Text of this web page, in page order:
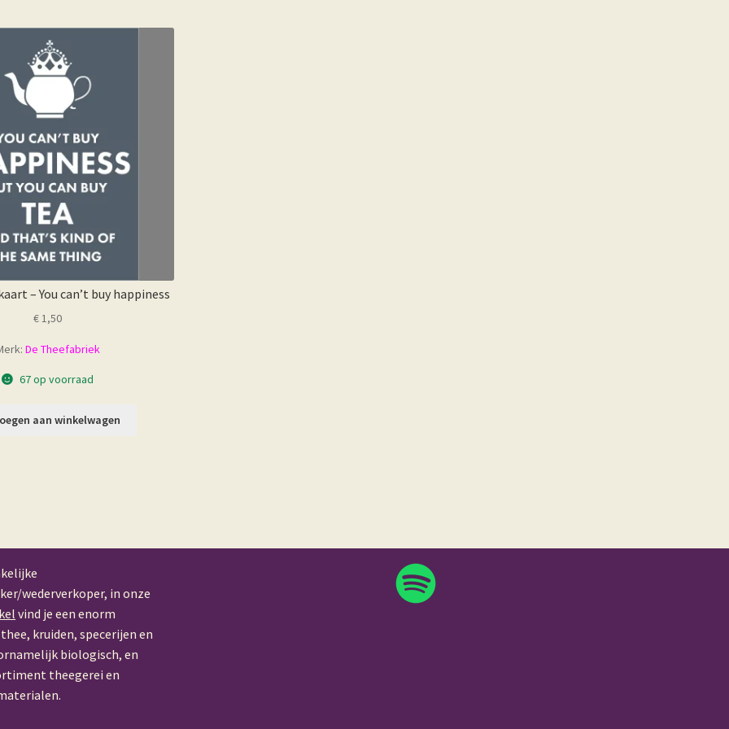
– You can’t buy happiness
€1,50
De Theefabriek
67 op voorraad
aan winkelwagen
wederverkoper, in onze
vind je een enorm
kruiden, specerijen en
biologisch, en
theegerei en